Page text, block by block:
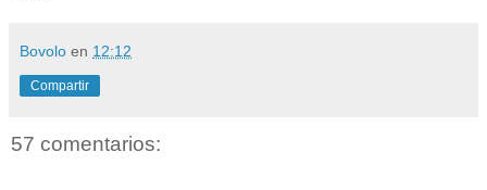
Bovolo en 12:12
Compartir
57 comentarios: